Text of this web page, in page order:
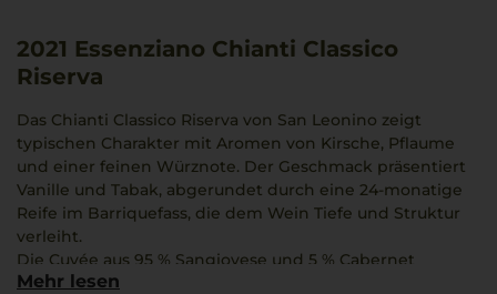
2021 Essenziano Chianti Classico
Riserva
Das Chianti Classico Riserva von San Leonino zeigt
typischen Charakter mit Aromen von Kirsche, Pflaume
und einer feinen Würznote. Der Geschmack präsentiert
Vanille und Tabak, abgerundet durch eine 24-monatige
Reife im Barriquefass, die dem Wein Tiefe und Struktur
verleiht.
Die Cuvée aus 95 % Sangiovese und 5 % Cabernet
Sauvignon verbindet klassische Elemente mit moderner
Mehr lesen